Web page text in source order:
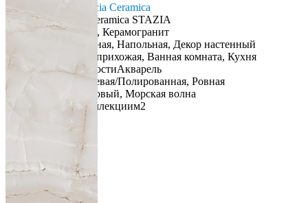
Производитель
Gracia Ceramica
Коллекция
Gracia Ceramica STAZIA
Керамика, Керамогранит
Настенная, Напольная, Декор настенный
Холл и прихожая, Ванная комната, Кухня
Имитация поверхностиАкварель
Глянцевая/Полированная, Ровная
Цвет
Бирюзовый, Морская волна
Единица измер. коллекциим2